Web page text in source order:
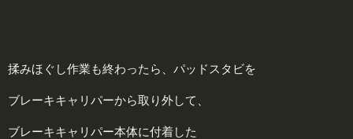
揉みほぐし作業も終わったら、パッドスタビを
ブレーキキャリパーから取り外して、
ブレーキキャリパー本体に付着した